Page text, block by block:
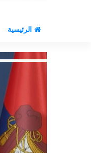
الرئيسية